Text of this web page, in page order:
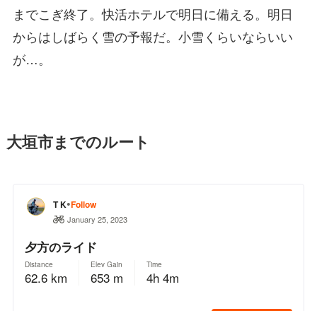
までこぎ終了。快活ホテルで明日に備える。明日
からはしばらく雪の予報だ。小雪くらいならいい
が…。
大垣市までのルート